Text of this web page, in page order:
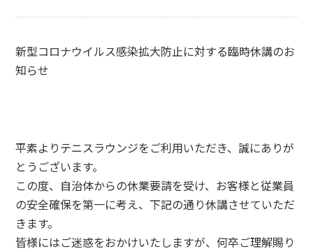
新型コロナウイルス感染拡大防止に対する臨時休講のお
知らせ
平素よりテニスラウンジをご利用いただき、誠にありが
とうございます。
この度、自治体からの休業要請を受け、お客様と従業員
の安全確保を第一に考え、下記の通り休講させていただ
きます。
皆様にはご迷惑をおかけいたしますが、何卒ご理解賜り